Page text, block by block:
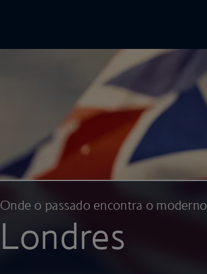
Onde o passado encontra o moderno
Londres